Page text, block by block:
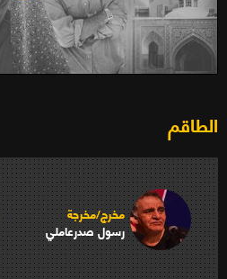
الطاقم
مخرج/مخرجة
رسول صدرعاملي